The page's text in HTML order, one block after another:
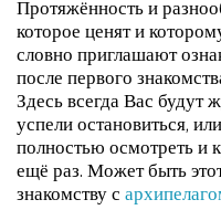
Протяжённость и
которое ценят и
словно приглашают
после первого
Здесь всегда Вас будут
успели остановиться,
полностью осмотреть и
ещё раз. Может быть
знакомству с